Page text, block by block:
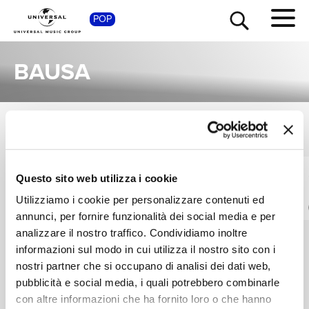
Questo sito web utilizza i cookie
Utilizziamo i cookie per personalizzare contenuti ed
annunci, per fornire funzionalità dei social media e per
analizzare il nostro traffico. Condividiamo inoltre
informazioni sul modo in cui utilizza il nostro sito con i
nostri partner che si occupano di analisi dei dati web,
pubblicità e social media, i quali potrebbero combinarle
con altre informazioni che ha fornito loro o che hanno
POP
BAUSA
VEDI TUTTI
SKI AGGU, BAUSA,
FILLY
BELOHNEN
NEW
Digitale
CHAPO102, BAUSA,
OMG
Digitale
SHOP
TOUR
NEWS
RICERCA
CHI SIAMO
CONTATTI